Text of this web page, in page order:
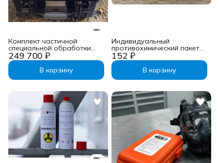
249 700 ₽
Комплект частичной
специальной обработки
«Кордон-А»
В корзину
152 ₽
Индивидуальный
противохимический пакет
ИПП-11
В корзину